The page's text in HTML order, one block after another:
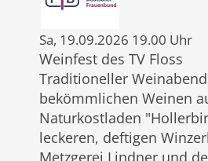
Sa, 19.09.2026 19.00 Uhr
Weinfest des TV Floss
Traditioneller
bekömmlichen Weinen
Naturkostladen
leckeren, deftigen
Metzgerei Lindner und